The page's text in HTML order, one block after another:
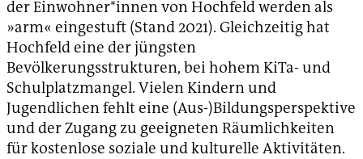
der Einwohner*innen von Hochfeld werden als
»arm« eingestuft (Stand 2021). Gleichzeitig hat
Hochfeld eine der jüngsten
Bevölkerungsstrukturen, bei hohem KiTa- und
Schulplatzmangel. Vielen Kindern und
Jugendlichen fehlt eine (Aus-)Bildungsperspektive
und der Zugang zu geeigneten Räumlichkeiten
für kostenlose soziale und kulturelle Aktivitäten.